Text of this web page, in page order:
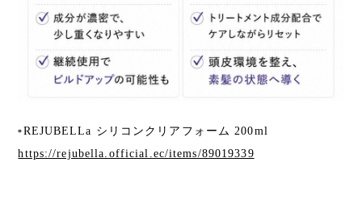
▫️REJUBELLa シリコンクリアフォーム 200ml
https://rejubella.official.ec/items/89019339